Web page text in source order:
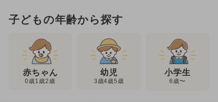
子どもの年齢から探す
赤ちゃん
0歳1歳2歳
幼児
3歳4歳5歳
小学生
6歳〜